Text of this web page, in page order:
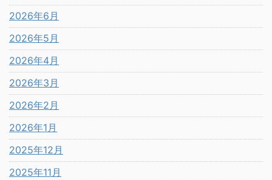
2026年6月
2026年5月
2026年4月
2026年3月
2026年2月
2026年1月
2025年12月
2025年11月